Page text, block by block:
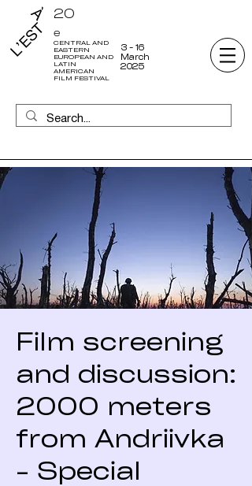
CENTRAL AND
EASTERN
EUROPEAN AND
LATIN
AMERICAN
FILM FESTIVAL
20
e
3 - 16
March
2025
Film screening
and discussion:
2000 meters
from Andriivka
- Special